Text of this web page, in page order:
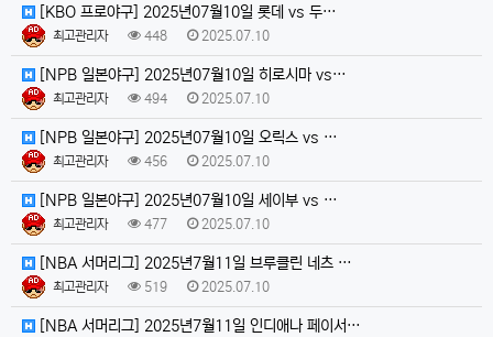
[KBO 프로야구] 2025년07월10일 롯데 vs 두…
최고관리자 448 2025.07.10
[NPB 일본야구] 2025년07월10일 히로시마 vs…
최고관리자 494 2025.07.10
[NPB 일본야구] 2025년07월10일 오릭스 vs …
최고관리자 456 2025.07.10
[NPB 일본야구] 2025년07월10일 세이부 vs …
최고관리자 477 2025.07.10
[NBA 서머리그] 2025년7월11일 브루클린 네츠 …
최고관리자 519 2025.07.10
[NBA 서머리그] 2025년7월11일 인디애나 페이서…